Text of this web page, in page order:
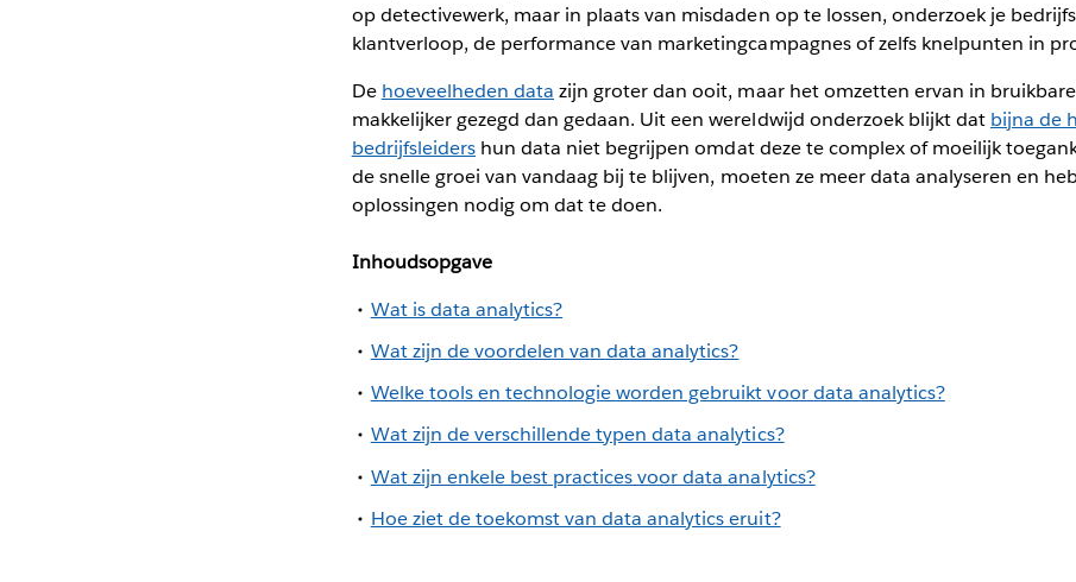
op detectivewerk, maar in plaats van misdaden op te lossen, onderzoek je
klantverloop, de performance van marketingcampagnes of zelfs knelpunten in
De hoeveelheden data zijn groter dan ooit, maar het omzetten ervan in
makkelijker gezegd dan gedaan. Uit een wereldwijd onderzoek blijkt dat bijna de
bedrijfsleidershun data niet begrijpen omdat deze te complex of moeilijk
de snelle groei van vandaag bij te blijven, moeten ze meer data analyseren en
oplossingen nodig om dat te doen.
Inhoudsopgave
Wat is data analytics?
Wat zijn de voordelen van data analytics?
Welke tools en technologie worden gebruikt voor data analytics?
Wat zijn de verschillende typen data analytics?
Wat zijn enkele best practices voor data analytics?
Hoe ziet de toekomst van data analytics eruit?